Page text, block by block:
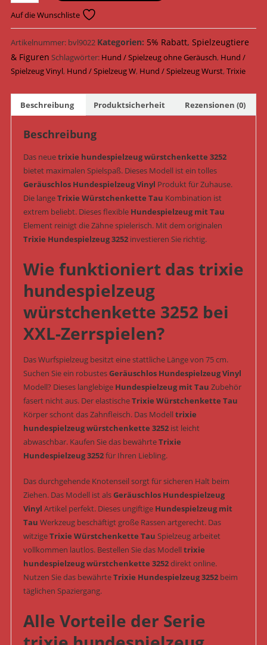
Würstchenkette
mit
Tau
Vinyl
&
75
Menge
Auf die Wunschliste
Artikelnummer: bvl9022 Kategorien: 5% Rabatt, Spielzeugtiere
& Figuren Schlagwörter: Hund / Spielzeug ohne Geräusch, Hund /
Spielzeug Vinyl, Hund / Spielzeug W, Hund / Spielzeug Wurst,Trixie
Beschreibung Produktsicherheit Rezensionen (0)
Beschreibung
Das neuetrixie hundespielzeug würstchenkette 3252
bietet maximalen Spielspaß. Dieses Modell ist ein tolles
Geräuschlos Hundespielzeug Vinyl Produkt für Zuhause.
Die langeTrixie Würstchenkette Tau Kombination ist
extrem beliebt. Dieses flexible Hundespielzeug mit Tau
Element reinigt die Zähne spielerisch. Mit dem originalen
Trixie Hundespielzeug 3252investieren Sie richtig.
Wie funktioniert das trixie
hundespielzeug
würstchenkette 3252 bei
XXL-Zerrspielen?
Das Wurfspielzeug besitzt eine stattliche Länge von 75 cm.
Suchen Sie ein robustesGeräuschlos Hundespielzeug Vinyl
Modell? Dieses langlebige Hundespielzeug mit Tau Zubehör
fasert nicht aus. Der elastischeTrixie Würstchenkette Tau
Körper schont das Zahnfleisch. Das Modelltrixie
hundespielzeug würstchenkette 3252ist leicht
abwaschbar. Kaufen Sie das bewährteTrixie
Hundespielzeug 3252für Ihren Liebling.
Das durchgehende Knotenseil sorgt für sicheren Halt beim
Ziehen. Das Modell ist alsGeräuschlos Hundespielzeug
Vinyl Artikel perfekt. Dieses ungiftige Hundespielzeug mit
Tau Werkzeug beschäftigt große Rassen artgerecht. Das
witzigeTrixie Würstchenkette Tau Spielzeug arbeitet
vollkommen lautlos. Bestellen Sie das Modelltrixie
hundespielzeug würstchenkette 3252direkt online.
Nutzen Sie das bewährteTrixie Hundespielzeug 3252beim
täglichen Spaziergang.
Alle Vorteile der Serie